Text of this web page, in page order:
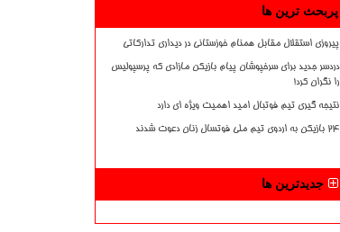
پربحث ترین ها
پیروزی استقلال مقابل همنام خوزستانی در دیداری تدارکاتی
دردسر جدید برای سرخپوشان پیام بازیکن مازادی که پرسپولیس
را نگران کرد!
نتیجه گیری تیم فوتبال امید اهمیت ویژه ای دارد
۲۴ بازیکن به اردوی تیم ملی فوتسال زنان دعوت شدند
جدیدترین ها